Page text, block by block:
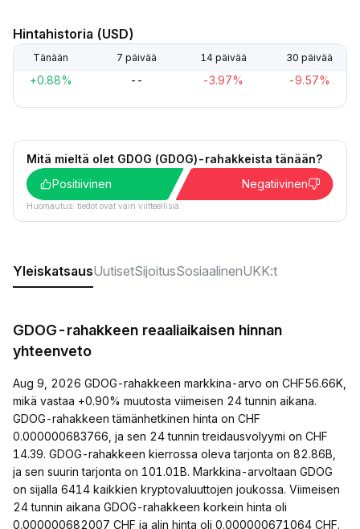
Hintahistoria (USD)
Tänään 7 päivää 14 päivää 30 päivää
+0.88% -- -3.97% -9.57%
Mitä mieltä olet GDOG (GDOG)-rahakkeista tänään?
Positiivinen
Negatiivinen
Huomautus: tiedot ovat vain viitteellisiä.
YleiskatsausUutisetSijoitusSosiaalinenUKK:t
GDOG-rahakkeen reaaliaikaisen hinnan
yhteenveto
Aug 9, 2026 GDOG-rahakkeen markkina-arvo on CHF56.66K,
mikä vastaa +0.90% muutosta viimeisen 24 tunnin aikana.
GDOG-rahakkeen tämänhetkinen hinta on CHF
0.000000683766, ja sen 24 tunnin treidausvolyymi on CHF
14.39. GDOG-rahakkeen kierrossa oleva tarjonta on 82.86B,
ja sen suurin tarjonta on 101.01B. Markkina-arvoltaan GDOG
on sijalla 6414 kaikkien kryptovaluuttojen joukossa. Viimeisen
24 tunnin aikana GDOG-rahakkeen korkein hinta oli
0.000000682007 CHF ja alin hinta oli 0.000000671064 CHF.